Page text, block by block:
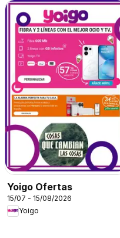
Yoigo Ofertas
15/07 - 15/08/2026
Yoigo